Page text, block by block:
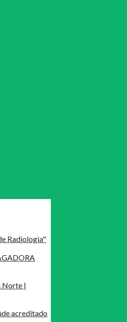
Radiologia"
Norte |
acreditado